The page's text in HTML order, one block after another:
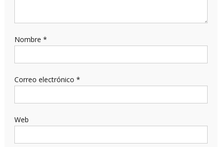
Nombre *
Correo electrónico *
Web